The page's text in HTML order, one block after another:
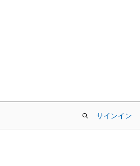
サインイン